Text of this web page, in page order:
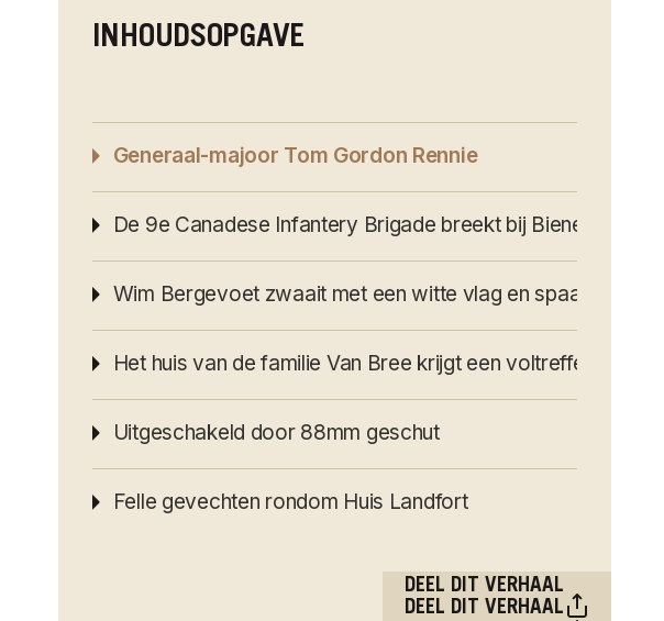
INHOUDSOPGAVE
Generaal-majoor Tom Gordon Rennie
De 9e Canadese Infantery Brigade breekt bij Bienen door
Wim Bergevoet zwaait met een witte vlag en spaart zo
Het huis van de familie Van Bree krijgt een voltreffer
Uitgeschakeld door 88mm geschut
Felle gevechten rondom Huis Landfort
DEEL DIT VERHAAL
DEEL DIT VERHAAL